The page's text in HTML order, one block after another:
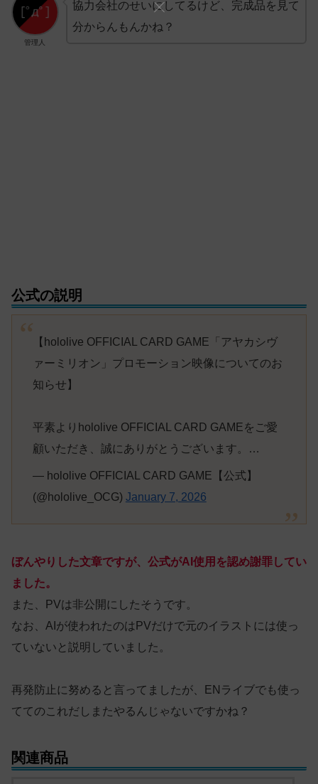
管理人
協力会社のせいにしてるけど、完成品を見て
分からんもんかね？
公式の説明
【hololive OFFICIAL CARD GAME「アヤカシヴ
ァーミリオン」プロモーション映像についてのお
知らせ】
平素よりhololive OFFICIAL CARD GAMEをご愛
顧いただき、誠にありがとうございます。…
— hololive OFFICIAL CARD GAME【公式】
(@hololive_OCG) January 7, 2026
ぼんやりした文章ですが、公式がAI使用を認め謝罪してい
ました。
また、PVは非公開にしたそうです。
なお、AIが使われたのはPVだけで元のイラストには使っ
ていないと説明していました。
再発防止に努めると言ってましたが、ENライブでも使っ
ててのこれだしまたやるんじゃないですかね？
関連商品